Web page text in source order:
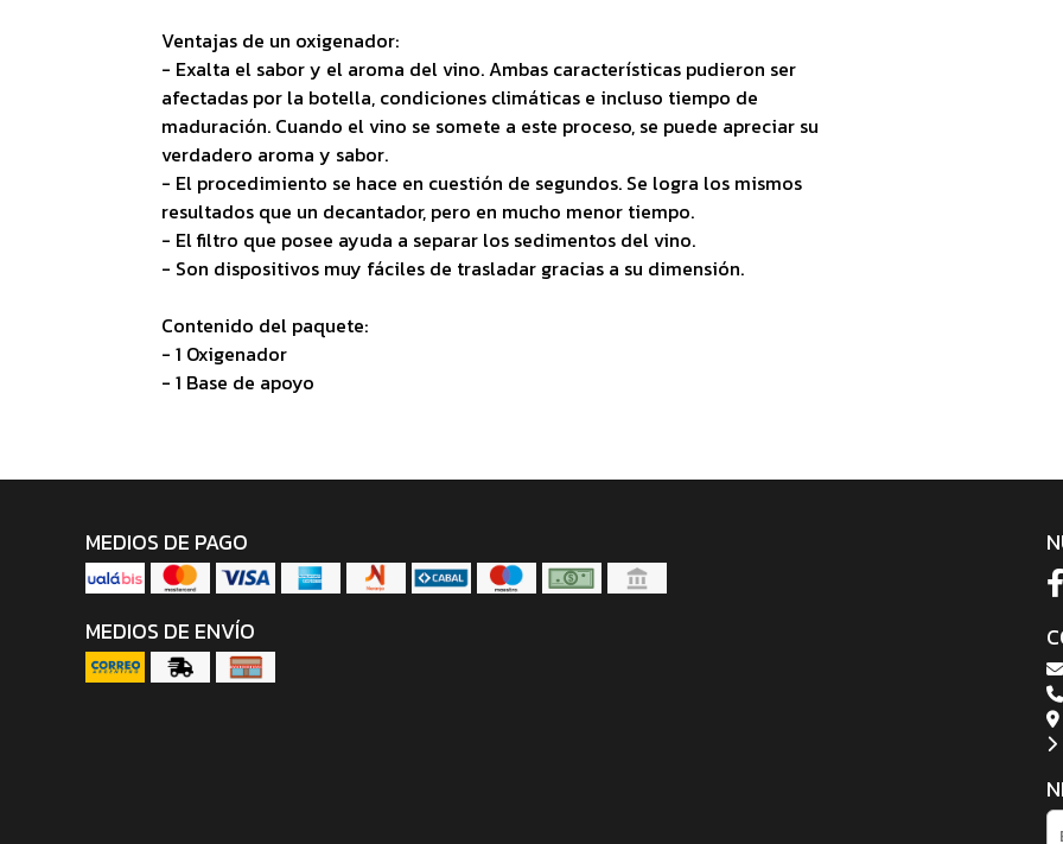
Ventajas de un oxigenador:
- Exalta el sabor y el aroma del vino. Ambas características pudieron ser
afectadas por la botella, condiciones climáticas e incluso tiempo de
maduración. Cuando el vino se somete a este proceso, se puede apreciar su
verdadero aroma y sabor.
- El procedimiento se hace en cuestión de segundos. Se logra los mismos
resultados que un decantador, pero en mucho menor tiempo.
- El filtro que posee ayuda a separar los sedimentos del vino.
- Son dispositivos muy fáciles de trasladar gracias a su dimensión.
Contenido del paquete:
- 1 Oxigenador
- 1 Base de apoyo
MEDIOS DE PAGO
MEDIOS DE ENVÍO